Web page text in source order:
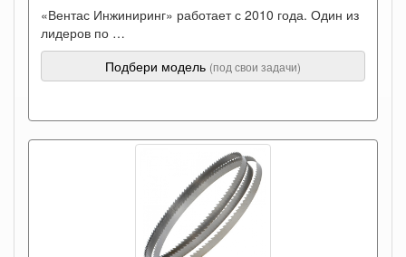
«Вентас Инжиниринг» работает с 2010 года. Один из
лидеров по …
Подбери модель (под свои задачи)